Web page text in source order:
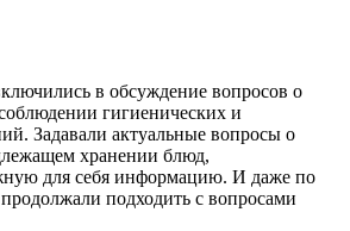
в обсуждение вопросов о
гигиенических и
Задавали актуальные вопросы о
хранении блюд,
для себя информацию. И даже по
подходить с вопросами